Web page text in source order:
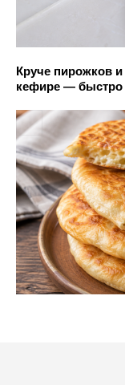
Круче пирожков
кефире — быстро